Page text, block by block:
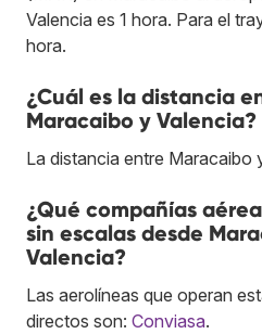
Valencia es 1 hora. Para el
hora.
¿Cuál es la distancia
Maracaibo y Valencia?
La distancia entre Maracaibo
¿Qué compañías
sin escalas desde
Valencia?
Las aerolíneas que operan
directos son: Conviasa.